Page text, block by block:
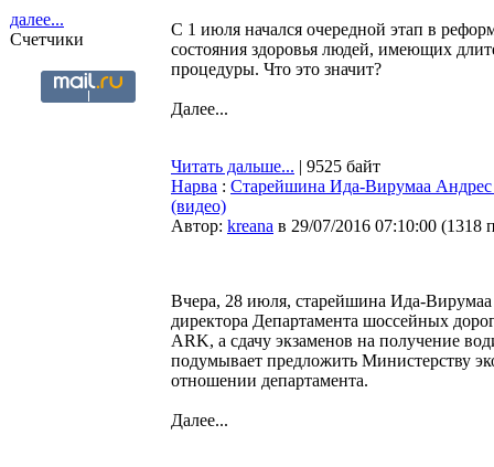
далее...
Счетчики
С 1 июля начался очередной этап в
состояния здоровья людей, имеющих
процедуры. Что это значит?
Далее...
Читать дальше... | 9525 байт
Нарва : Старейшина Ида-Вирумаа Андрес
(видео)
Автор: kreana в 29/07/2016 07:10:00 (1318
Вчера, 28 июля, старейшина Ида-
директора Департамента шоссейных
ARK, а сдачу экзаменов на получение
подумывает предложить Министерству
отношении департамента.
Далее...